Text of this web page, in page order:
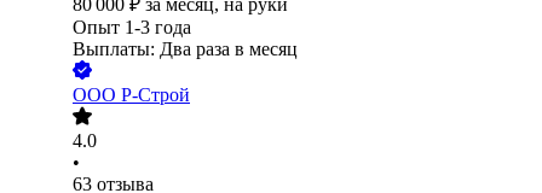
80 000 ₽ за месяц, на руки
Опыт 1-3 года
Выплаты: Два раза в месяц
ООО Р-Строй
4.0
•
63 отзыва